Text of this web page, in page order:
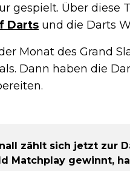
gespielt. Über
Darts und die Darts
Monat des Grand
Dann haben die
zählt sich jetzt zur
Matchplay gewinnt,